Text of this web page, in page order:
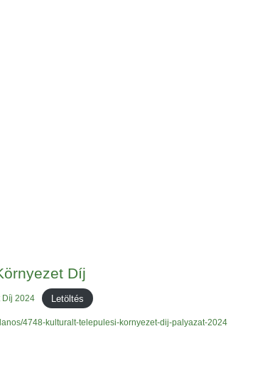
Díj
Díj 2024 Letöltés
4748-kulturalt-telepulesi-kornyezet-dij-palyazat-2024